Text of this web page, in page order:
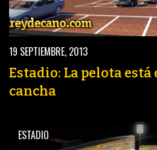
19 SEPTIEMBRE, 2013
Estadio: La pelota está
cancha
ESTADIO